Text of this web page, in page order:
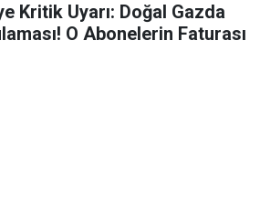
Kritik Uyarı: Doğal Gazda
O Abonelerin Faturası